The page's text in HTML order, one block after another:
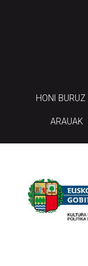
HONI BURUZ
ARAUAK